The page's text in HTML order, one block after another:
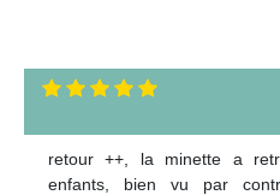
retour ++, la minette a
enfants, bien vu par